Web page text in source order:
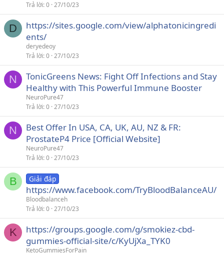
Trả lời 0 27/10/23
D
https://sites.google.com/view/alphatonicingredi
ents/
deryedeoy
Trả lời 0 27/10/23
N
TonicGreens News: Fight Off Infections and Stay
Healthy with This Powerful Immune Booster
NeuroPure47
Trả lời 0 27/10/23
N
Best Offer In USA, CA, UK, AU, NZ & FR:
ProstateP4 Price [Official Website]
NeuroPure47
Trả lời 0 27/10/23
B Giải đáp
https://www.facebook.com/TryBloodBalanceAU/
Bloodbalanceh
Trả lời 0 27/10/23
K
https://groups.google.com/g/smokiez-cbd-
gummies-official-site/c/KyUjXa_TYK0
KetoGummiesForPain